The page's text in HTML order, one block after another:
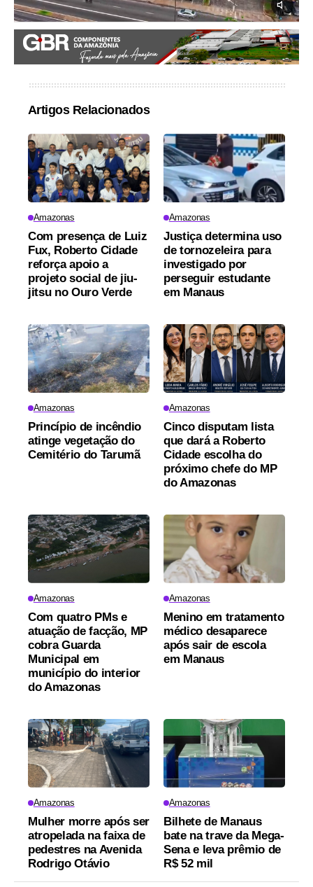
Artigos Relacionados
Amazonas
Com presença de Luiz
Fux, Roberto Cidade
reforça apoio a
projeto social de jiu-
jitsu no Ouro Verde
Amazonas
Justiça determina uso
de tornozeleira para
investigado por
perseguir estudante
em Manaus
Amazonas
Princípio de incêndio
atinge vegetação do
Cemitério do Tarumã
Amazonas
Cinco disputam lista
que dará a Roberto
Cidade escolha do
próximo chefe do MP
do Amazonas
Amazonas
Com quatro PMs e
atuação de facção, MP
cobra Guarda
Municipal em
município do interior
do Amazonas
Amazonas
Menino em tratamento
médico desaparece
após sair de escola
em Manaus
Amazonas
Mulher morre após ser
atropelada na faixa de
pedestres na Avenida
Rodrigo Otávio
Amazonas
Bilhete de Manaus
bate na trave da Mega-
Sena e leva prêmio de
R$ 52 mil